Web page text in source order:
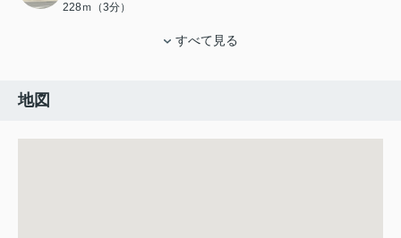
228ｍ（3分）
すべて見る
地図